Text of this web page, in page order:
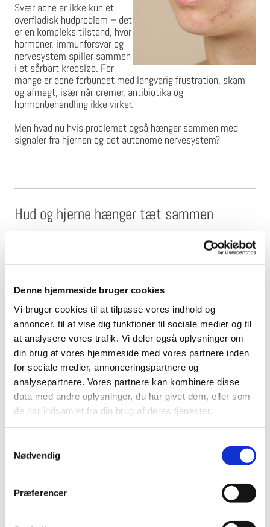
Denne hjemmeside bruger cookies
Vi bruger cookies til at tilpasse vores indhold og
annoncer, til at vise dig funktioner til sociale medier og til
at analysere vores trafik. Vi deler også oplysninger om
din brug af vores hjemmeside med vores partnere inden
for sociale medier, annonceringspartnere og
analysepartnere. Vores partnere kan kombinere disse
data med andre oplysninger, du har givet dem, eller som
de har indsamlet fra din brug af deres tjenester.
Nødvendig
Præferencer
Svær acne er ikke kun et
overfladisk hudproblem – det
er en kompleks tilstand, hvor
hormoner, immunforsvar og
nervesystem spiller sammen
i et sårbart kredsløb. For
mange er acne forbundet med langvarig frustration, skam
og afmagt, især når cremer, antibiotika og
hormonbehandling ikke virker.
Men hvad nu hvis problemet også hænger sammen med
signaler fra hjernen og det autonome nervesystem?
Hud og hjerne hænger tæt sammen
Forskning viser, at stress, angst og følelsesmæssig
belastning kan forværre hudtilstande markant – ikke
mindst acne. Det skyldes blandt andet:
Øget produktion af kortisol og adrenalin, som påvirker
talgkirtler og inflammation
Aktivering af det sympatiske nervesystem (kamp/flugt),
der kan udløse hudreaktioner
Ubevidste reaktionsmønstre, som kroppen gentager, selv
når den ydre fare er væk
Nervesystemet og huden stammer fra det samme fosterlag
(ektoderm), og det betyder, at de biologisk er tæt
forbundne. Dette felt kaldes psykoneuroimmunologi.
En ny terapeutisk tilgang
Vi tester ST-behandling som arbejder med at regulere
hjernens dybereliggende signaler til kroppen. Ved at
aktivere og bevidstgøre det, vi kalder metabevidsthed,